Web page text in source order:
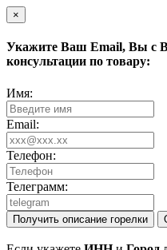
×
Укажите Ваш Email, Вы с
консультации по товару:
Имя:
Email:
Телефон:
Телеграмм:
Получить описание горелки